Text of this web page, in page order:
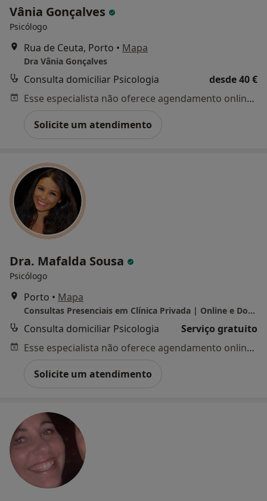
Vânia Gonçalves
Psicólogo
Rua de Ceuta, Porto • Mapa
Dra Vânia Gonçalves
Consulta domiciliar Psicologia
desde 40 €
Esse especialista não oferece agendamento online para esse endereço.
Solicite um atendimento
Dra. Mafalda Sousa
Psicólogo
Porto • Mapa
Consultas Presenciais em Clínica Privada | Online e Domicílios
Consulta domiciliar Psicologia
Serviço gratuito
Esse especialista não oferece agendamento online para esse endereço.
Solicite um atendimento